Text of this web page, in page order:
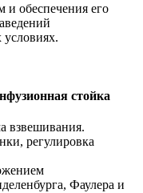
и обеспечения его
стойка
взвешивания.
регулировка
Фаулера и